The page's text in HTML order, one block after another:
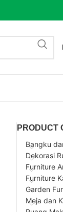
PRODUCT
Bangku
Dekorasi
Furniture
Furniture
Garden
Meja dan